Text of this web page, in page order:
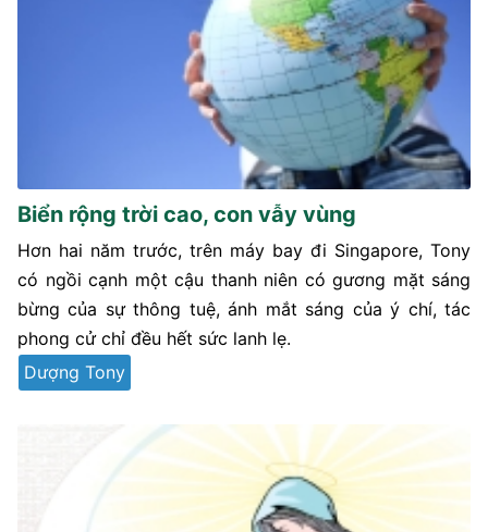
Biển rộng trời cao, con vẫy vùng
Hơn hai năm trước, trên máy bay đi Singapore, Tony
có ngồi cạnh một cậu thanh niên có gương mặt sáng
bừng của sự thông tuệ, ánh mắt sáng của ý chí, tác
phong cử chỉ đều hết sức lanh lẹ.
Dượng Tony